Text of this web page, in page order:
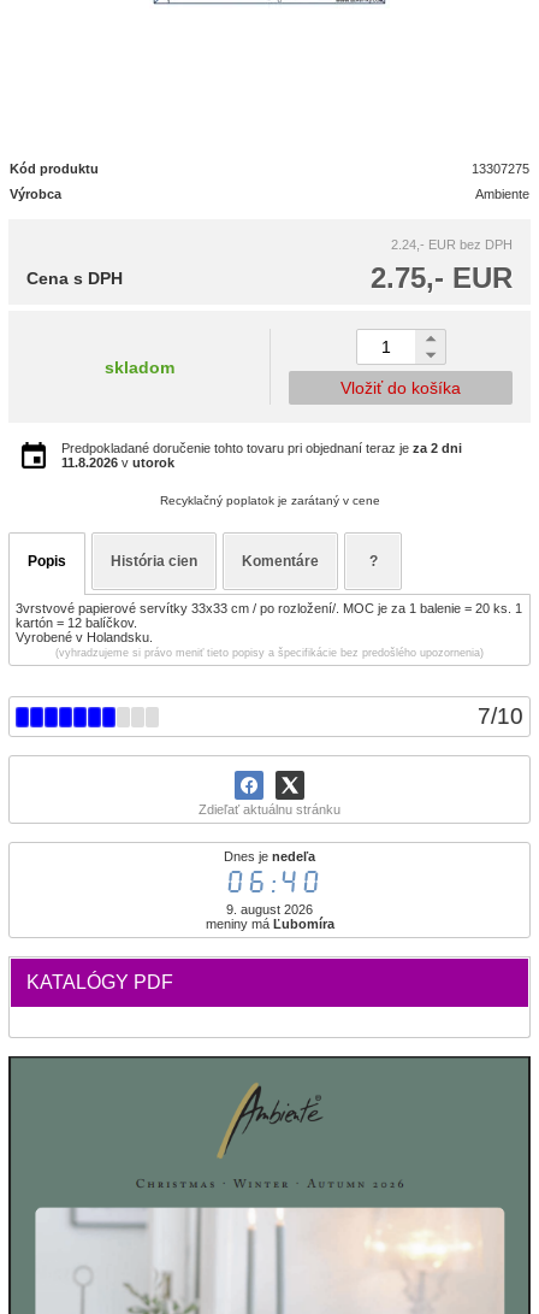
7/10
Zdieľať aktuálnu stránku
Dnes je nedeľa
06:40
9. august 2026
meniny má Ľubomíra
KATALÓGY PDF
Kód produktu
13307275
Výrobca
Ambiente
2.24,- EUR bez DPH
2.75,- EUR
Cena s DPH
skladom
Vložiť do košíka
Predpokladané doručenie tohto tovaru pri objednaní teraz je za 2 dni
11.8.2026 v utorok
Recyklačný poplatok je zarátaný v cene
Popis História cien Komentáre ?
3vrstvové papierové servítky 33x33 cm / po rozložení/. MOC je za 1 balenie = 20 ks. 1
kartón = 12 balíčkov.
Vyrobené v Holandsku.
(vyhradzujeme si právo meniť tieto popisy a špecifikácie bez predošlého upozornenia)